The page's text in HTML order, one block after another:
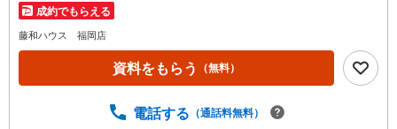
成約でもらえる
藤和ハウス 福岡店
資料をもらう （無料）
電話する （通話料無料）